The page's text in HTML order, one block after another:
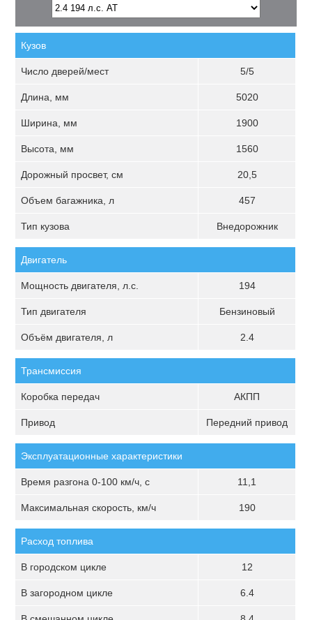
Кузов
Число дверей/мест 5/5
Длина, мм 5020
Ширина, мм 1900
Высота, мм 1560
Дорожный просвет, см 20,5
Объем багажника, л 457
Тип кузова Внедорожник
Двигатель
Мощность двигателя, л.с. 194
Тип двигателя Бензиновый
Объём двигателя, л 2.4
Трансмиссия
Коробка передач АКПП
Привод Передний привод
Эксплуатационные характеристики
Время разгона 0-100 км/ч, с 11,1
Максимальная скорость, км/ч 190
Расход топлива
В городском цикле 12
В загородном цикле 6.4